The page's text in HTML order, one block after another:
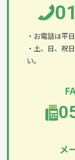
・お電話は平
・土、日、祝
い。
メ